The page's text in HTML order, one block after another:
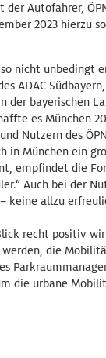
Autofahrer,
2023 hierzu
nicht unbedingt
ADAC
bayerischen
es München
Nutzern des
in München ein
empfindet die
Auch bei der
keine allzu
recht positiv
die
die urbane